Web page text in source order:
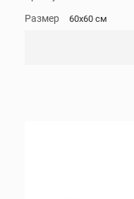
Размер 60x60 см